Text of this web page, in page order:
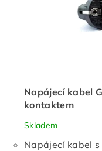
Napájecí kabel
kontaktem
Skladem
Napájecí kabel